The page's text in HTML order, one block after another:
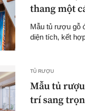
thang một
Mẫu tủ rượu gỗ
diện tích, kết
TỦ RƯỢU
Mẫu tủ
trí sang